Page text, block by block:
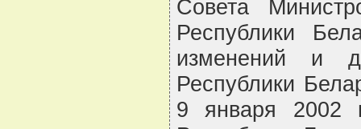
Совета
Республики
изменений и
Республики
9 января 2002